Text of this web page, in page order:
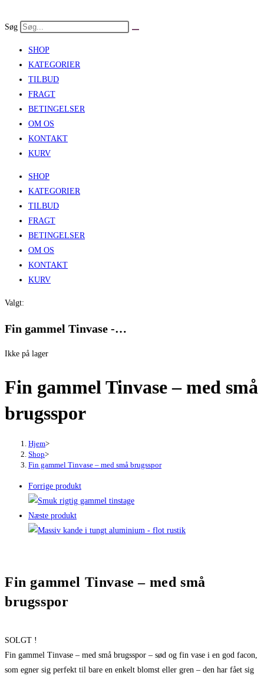
to
Søg
SHOP
KATEGORIER
TILBUD
FRAGT
BETINGELSER
OM OS
KONTAKT
KURV
SHOP
KATEGORIER
TILBUD
FRAGT
BETINGELSER
OM OS
KONTAKT
KURV
Valgt:
Fin gammel Tinvase -…
Ikke på lager
Fin gammel Tinvase – med små
brugsspor
Hjem>
Shop>
Fin gammel Tinvase – med små brugsspor
Forrige produkt
Næste produkt
Fin gammel Tinvase – med små
brugsspor
SOLGT !
Fin gammel Tinvase – med små brugsspor – sød og fin vase i en god facon,
som egner sig perfekt til bare en enkelt blomst eller gren – den har fået sig